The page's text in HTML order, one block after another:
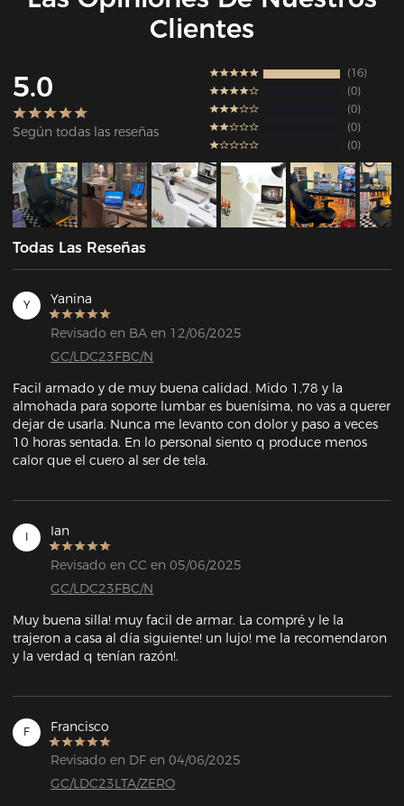
Clientes
5.0
Según todas las reseñas
16
0
0
0
0
Todas Las Reseñas
Y Yanina
Revisado en BA en 12/06/2025
GC/LDC23FBC/N
Facil armado y de muy buena calidad. Mido 1,78 y la
almohada para soporte lumbar es buenísima, no vas a querer
dejar de usarla. Nunca me levanto con dolor y paso a veces
10 horas sentada. En lo personal siento q produce menos
calor que el cuero al ser de tela.
I Ian
Revisado en CC en 05/06/2025
GC/LDC23FBC/N
Muy buena silla! muy facil de armar. La compré y le la
trajeron a casa al día siguiente! un lujo! me la recomendaron
y la verdad q tenían razón!.
F Francisco
Revisado en DF en 04/06/2025
GC/LDC23LTA/ZERO